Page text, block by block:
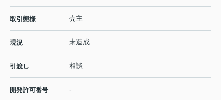
取引態様 売主
現況 未造成
引渡し 相談
開発許可番号 -